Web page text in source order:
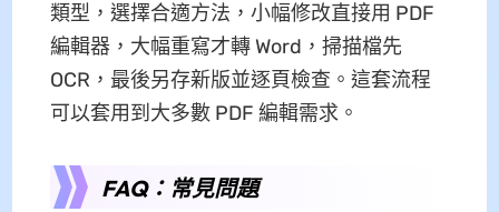
類型，選擇合適方法，小幅修改直接用 PDF
編輯器，大幅重寫才轉 Word，掃描檔先
OCR，最後另存新版並逐頁檢查。這套流程
可以套用到大多數 PDF 編輯需求。
FAQ：常見問題